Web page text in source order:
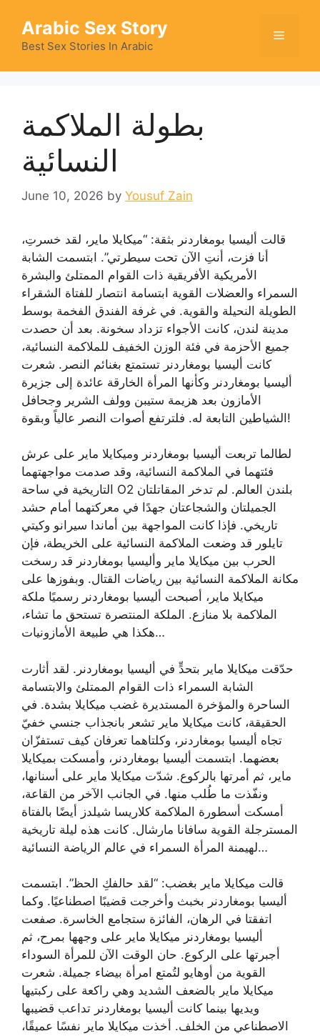
content
Arabic Sex Story
Best Sex Stories In Arabic
Menu
بطولة الملاكمة
النسائية
June 10, 2026 by Yousuf Zain
قالت أليسيا بومغاردنر بثقة: “ميكايلا ماير، لقد خسرتِ،
أنا فزت، أنتِ الآن تحت سيطرتي”. ابتسمت الشابة
الأمريكية الأفريقية ذات القوام الممتلئ والبشرة
السمراء والعضلات القوية ابتسامة انتصار للفتاة الشقراء
الطويلة النحيلة والقوية. في غرفة الفندق الفخمة بوسط
مدينة لندن، كانت الأجواء تزداد سخونة. بعد أن حصدت
جميع الأحزمة في فئة الوزن الخفيف للملاكمة النسائية،
كانت أليسيا بومغاردنر تستمتع بغنائم النصر. شعرت
أليسيا بومغاردنر وكأنها المرأة الخارقة عائدة إلى جزيرة
الأمازون بعد هزيمة ستيبن وولف الشرير وجحافل
الشياطين التابعة له. فلترتفع أصوات النصر عالياً وبقوة!
لطالما تربعت أليسيا بومغاردنر وميكايلا ماير على عرش
فئتهما في الملاكمة النسائية، وقد صدمت مواجهتهما
التاريخية في ساحة O2 بلندن العالم. لم تدخر المقاتلتان
الجميلتان والشجاعتان جهدًا في معركتهما أمام حشد
تاريخي. فإذا كانت المواجهة بين أماندا سيرانو وكيتي
تايلور قد وضعت الملاكمة النسائية على الخريطة، فإن
الحرب بين ميكايلا ماير وأليسيا بومغاردنر قد رسخت
مكانة الملاكمة النسائية بين رياضات القتال. وبفوزها على
ميكايلا ماير، أصبحت أليسيا بومغاردنر رسميًا ملكة
الملاكمة بلا منازع. الملكة المنتصرة تستحق ما تشاء،
هكذا هي طبيعة الأمازونيات…
حدّقت ميكايلا ماير بتحدٍّ في أليسيا بومغاردنر. لقد أثارت
الشابة السمراء ذات القوام الممتلئ والابتسامة
الساحرة والمؤخرة المستديرة غضب ميكايلا بشدة. في
الحقيقة، كانت ميكايلا ماير تشعر بانجذاب جنسي خفيّ
تجاه أليسيا بومغاردنر، وكلتاهما تعرفان كيف تستفزّان
بعضهما. ابتسمت أليسيا بومغاردنر، وأمسكت بميكايلا
ماير، ثم أمرتها بالركوع. شدّت ميكايلا ماير على أسنانها،
ونفّذت ما طُلب منها. في الجانب الآخر من القاعة،
أمسكت أسطورة الملاكمة كلاريسا شيلدز أيضًا بالفتاة
المسترجلة القوية سافانا مارشال. كانت هذه ليلة تاريخية
لهيمنة المرأة السمراء في عالم الرياضة النسائية…
قالت ميكايلا ماير بغضب: “لقد حالفكِ الحظ”. ابتسمت
أليسيا بومغاردنر بخبث وأخرجت قضيبًا اصطناعيًا. وكما
اتفقتا في الرهان، الفائزة ستجامع الخاسرة. صفعت
أليسيا بومغاردنر ميكايلا ماير على وجهها بمرح، ثم
أجبرتها على الركوع. حان الوقت الآن للمرأة السوداء
القوية من أوهايو لتُمتع امرأة بيضاء جميلة. شعرت
ميكايلا ماير بالضعف الشديد وهي راكعة على ركبتيها
ويديها بينما كانت أليسيا بومغاردنر تداعب قضيبها
الاصطناعي من الخلف. أخذت ميكايلا ماير نفسًا عميقًا،